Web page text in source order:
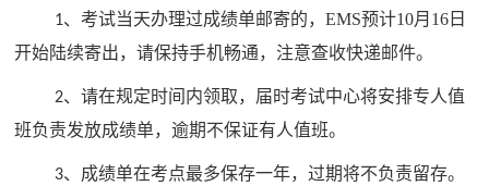
1、考试当天办理过成绩单邮寄的，EMS预计10月16日
开始陆续寄出，请保持手机畅通，注意查收快递邮件。
2、请在规定时间内领取，届时考试中心将安排专人值
班负责发放成绩单，逾期不保证有人值班。
3、成绩单在考点最多保存一年，过期将不负责留存。